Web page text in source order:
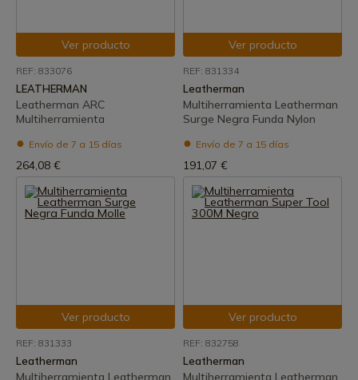
Ver producto
REF: 833076
LEATHERMAN
Leatherman ARC
Multiherramienta
Envío de 7 a 15 días
264,08 €
Ver producto
REF: 831334
Leatherman
Multiherramienta Leatherman
Surge Negra Funda Nylon
Envío de 7 a 15 días
191,07 €
Ver producto
REF: 831333
Leatherman
Multiherramienta Leatherman
Ver producto
REF: 832758
Leatherman
Multiherramienta Leatherman